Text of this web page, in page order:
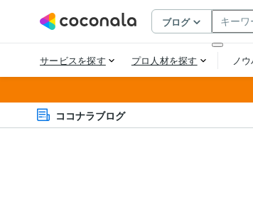
ココナラブログ